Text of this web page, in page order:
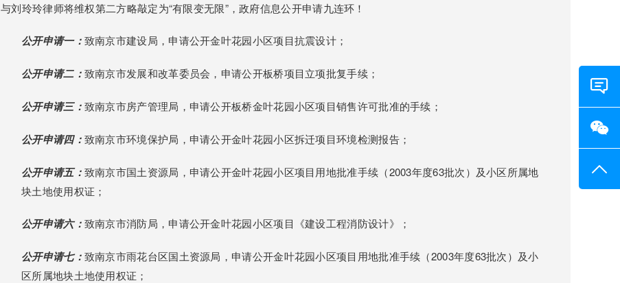
与刘玲玲律师将维权第二方略敲定为“有限变无限”，政府信息公开申请九连环！
公开申请一：致南京市建设局，申请公开金叶花园小区项目抗震设计；
公开申请二：致南京市发展和改革委员会，申请公开板桥项目立项批复手续；
公开申请三：致南京市房产管理局，申请公开板桥金叶花园小区项目销售许可批准的手续；
公开申请四：致南京市环境保护局，申请公开金叶花园小区拆迁项目环境检测报告；
公开申请五：致南京市国土资源局，申请公开金叶花园小区项目用地批准手续（2003年度63批次）及小区所属地
块土地使用权证；
公开申请六：致南京市消防局，申请公开金叶花园小区项目《建设工程消防设计》；
公开申请七：致南京市雨花台区国土资源局，申请公开金叶花园小区项目用地批准手续（2003年度63批次）及小
区所属地块土地使用权证；
在线
咨询
咨询